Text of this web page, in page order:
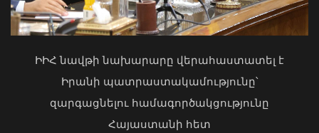
Մկրտության արարողությունից հետո
Արտաշատում 14 մարդ թունավորման
02 Օգոստոս, 2026 15:06
ԻԻՀ նավթի նախարարը վերահաստատել է
Իրանի պատրաստակամությունը՝
զարգացնելու համագործակցությունը
Հայաստանի հետ